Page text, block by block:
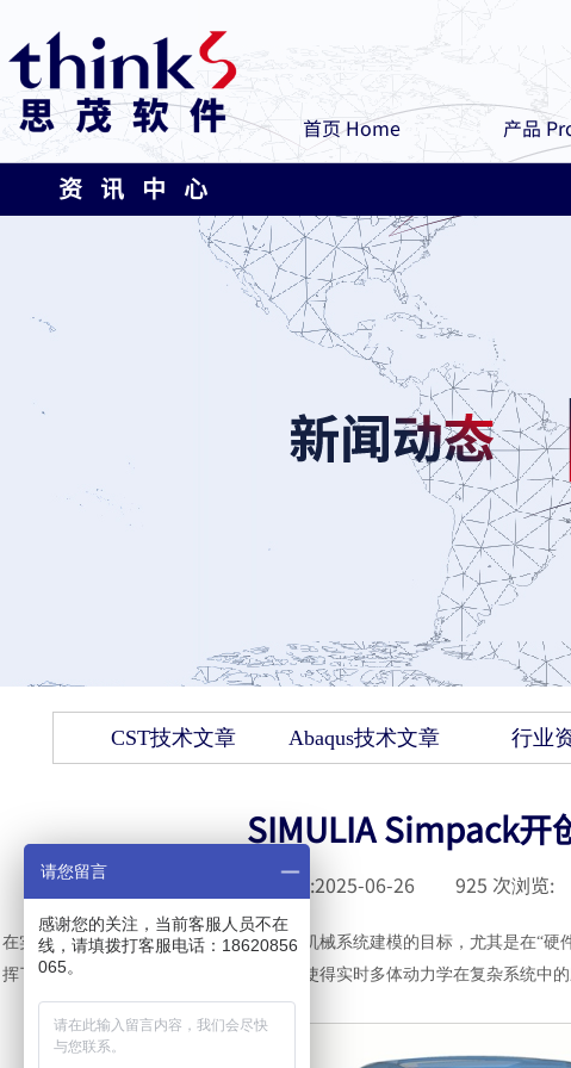
首页 Home 产品
资 讯 中 心
CST技术文章 Abaqus技术文章 行业
SIMULIA Simpack开
发布时间 :2025-06-26 925 次浏览:
在实时环境中对多体系统进行模拟一直是机械系统建模的目标，尤其是在“硬
挥了重要作用，通过引入多项关键技术，使得实时多体动力学在复杂系统中的
请您留言
感谢您的关注，当前客服人员不在
线，请填拨打客服电话：18620856
065。